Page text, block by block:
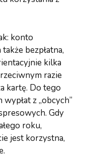
konto
bezpłatna,
kilka
razie
kartę. Do tego
z „obcych”
Gdy
roku,
jest korzystna,